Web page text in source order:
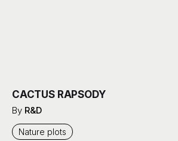
CACTUS RAPSODY
By R&D
Nature plots